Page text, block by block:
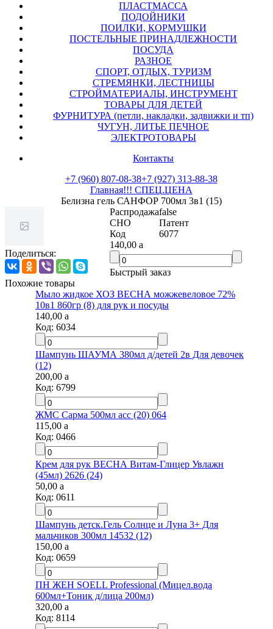
ПЛАСТМАССА
ПОДОЙНИКИ
ПОИЛКИ, КОРМУШКИ
ПОСТЕЛЬНЫЕ ПРИНАДЛЕЖНОСТИ
ПОСУДА
РАЗНОЕ
СПОРТ, ОТДЫХ, ТУРИЗМ
СТРЕМЯНКИ, ЛЕСТНИЦЫ
СТРОЙМАТЕРИАЛЫ, ИНСТРУМЕНТ
ТОВАРЫ ДЛЯ ДЕТЕЙ
ФУРНИТУРА (петли, накладки, задвижки и тп)
ЧУГУН, ЛИТЬЕ ПЕЧНОЕ
ЭЛЕКТРОТОВАРЫ
Контакты
+7 (960) 807-08-38+7 (927) 313-88-38
Главная!!! СПЕЦ.ЦЕНА
Белизна гель САНФОР 700мл 3в1 (15)
Поделиться:
Распродажаfalse
СНО
Патент
Код
6077
140,00a
Быстрый заказ
Похожие товары
Мыло жидкое ХОЗ ВЕСНА можжевеловое 72%
10в1 860гр (8) для рук и посуды
140,00a
Код:6034
Шампунь ШАУМА 380мл д/детей 2в Для девочек
(12)
200,00a
Код:6799
ЖМС Сарма 500мл асс (20) 064
115,00a
Код:0466
Крем для рук ВЕСНА Витам-Глицер Увлажн
(45мл) 2626 (24)
50,00a
Код:0611
Шампунь детск.Гель Солнце и Луна 3+ Для
мальчиков 300мл 14532 (12)
150,00a
Код:0659
ПН ЖЕН SOELL Professional (Мицел.вода
600мл+Тоник д/лица 200мл)
320,00a
Код:8114